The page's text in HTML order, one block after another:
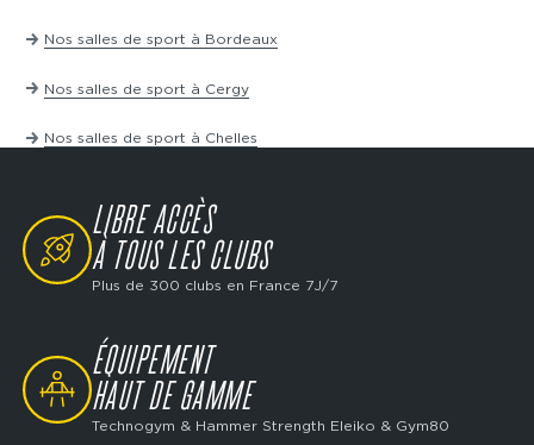
Nos salles de sport à Bordeaux
Nos salles de sport à Cergy
Nos salles de sport à Chelles
SVG
LIBRE ACCÈS
À TOUS LES CLUBS
Plus de 300 clubs en France 7J/7
SVG
ÉQUIPEMENT
HAUT DE GAMME
Technogym & Hammer Strength Eleiko & Gym80